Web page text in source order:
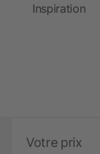
Inspiration
Votre prix